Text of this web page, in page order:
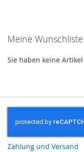
Meine Wunschliste
Sie haben keine
Zahlung und Versand